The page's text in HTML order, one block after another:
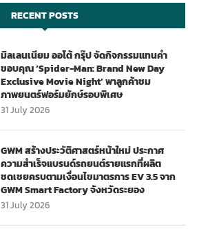
RECENT POSTS
มิลเลนเนียม ออโต้ กรุ๊ป จัดกิจกรรมแทนคำ
ขอบคุณ ‘Spider-Man: Brand New Day
Exclusive Movie Night’ พาลูกค้าชม
ภาพยนตร์ฟอร์มยักษ์รอบพิเศษ
31 July 2026
GWM สร้างประวัติศาสตร์หน้าใหม่ ประกาศ
ความสำเร็จแบรนด์รถยนต์รายแรกที่ผลิต
ชดเชยครบตามเงื่อนไขมาตรการ EV 3.5 จาก
GWM Smart Factory จังหวัดระยอง
31 July 2026